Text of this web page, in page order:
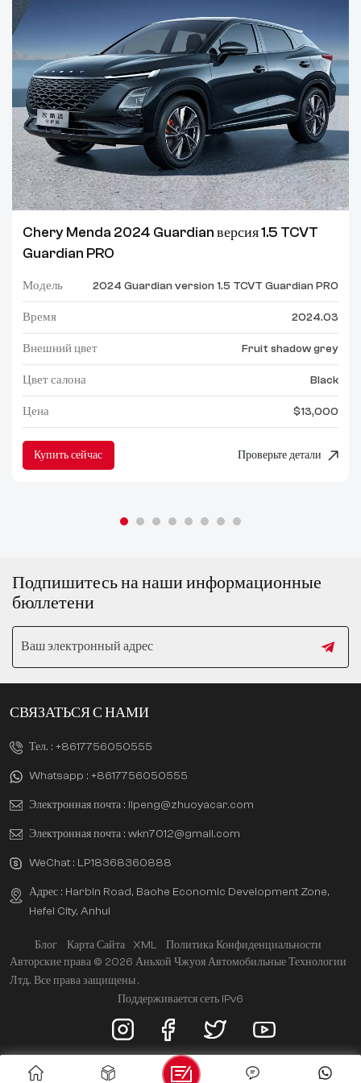
Chery Menda 2024 Guardian версия 1.5 TCVT
Guardian PRO
Модель 2024 Guardian version 1.5 TCVT Guardian PRO
Время 2024.03
Внешний цвет Fruit shadow grey
Цвет салона Black
Цена $13,000
Купить сейчас Проверьте детали
Подпишитесь на наши информационные
бюллетени
СВЯЗАТЬСЯ С НАМИ
Тел. : +8617756050555
Whatsapp : +8617756050555
Электронная почта : lipeng@zhuoyacar.com
Электронная почта : wkn7012@gmail.com
WeChat : LP18368360888
Адрес : Harbin Road, Baohe Economic Development Zone,
Hefei City, Anhui
Блог Карта Сайта XML
Политика Конфиденциальности
Авторские права © 2026 Аньхой Чжуоя Автомобильные Технологии
Лтд.. Все права защищены .
Поддерживается сеть IPv6